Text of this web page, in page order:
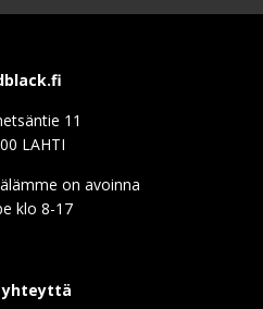
11
LAHTI
on avoinna
klo 8-17
yhteyttä